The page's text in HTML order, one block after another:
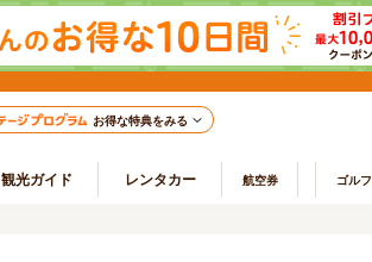
お得な特典をみる
観光ガイド レンタカー 航空券 ゴルフ